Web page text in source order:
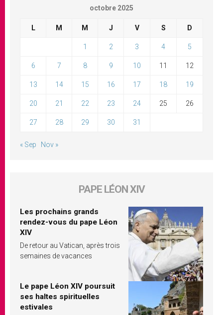
octobre 2025
L M M J V S D
1 2 3 4 5
6 7 8 9 10 11 12
13 14 15 16 17 18 19
20 21 22 23 24 25 26
27 28 29 30 31
« Sep Nov »
PAPE LÉON XIV
Les prochains grands
rendez-vous du pape Léon
XIV
De retour au Vatican, après trois
semaines de vacances
Le pape Léon XIV poursuit
ses haltes spirituelles
estivales